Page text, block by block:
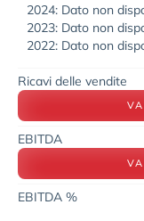
2024: Dato non
2023: Dato non
2022: Dato non
Ricavi delle vendite
EBITDA
EBITDA %